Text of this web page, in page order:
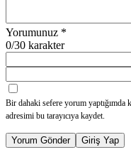
Yorumunuz *
0/30 karakter
Bir dahaki sefere yorum yaptığımda
adresimi bu tarayıcıya kaydet.
Yorum Gönder Giriş Yap